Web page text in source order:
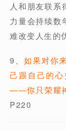
人和朋友联系
力量会持续
难改变人生的
9、如果对你
己跟自己的
——你只荣耀
P220